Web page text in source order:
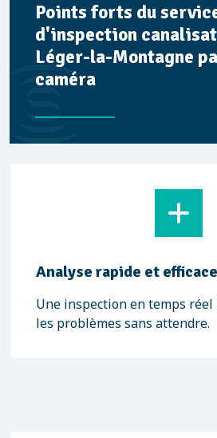
Points forts du
d'inspection
Léger-la-Montagne
caméra
Analyse rapide et efficace
Une inspection en temps
les problèmes sans attendre.